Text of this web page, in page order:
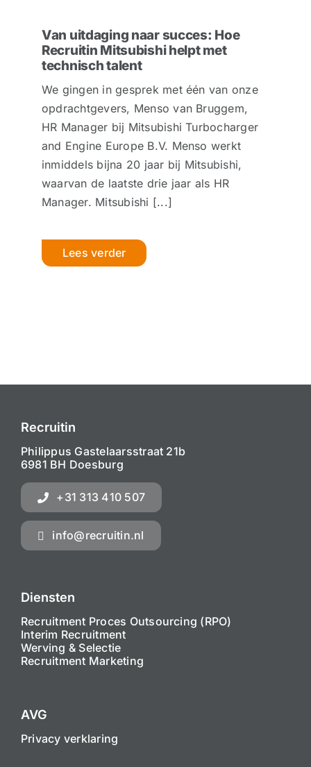
Van uitdaging naar succes: Hoe
Recruitin Mitsubishi helpt met
technisch talent
We gingen in gesprek met één van onze
opdrachtgevers, Menso van Bruggem,
HR Manager bij Mitsubishi Turbocharger
and Engine Europe B.V. Menso werkt
inmiddels bijna 20 jaar bij Mitsubishi,
waarvan de laatste drie jaar als HR
Manager. Mitsubishi [...]
Lees verder
Recruitin
Philippus Gastelaarsstraat 21b
6981 BH Doesburg
+31 313 410 507
info@recruitin.nl
Diensten
Recruitment Proces Outsourcing (RPO)
Interim Recruitment
Werving & Selectie
Recruitment Marketing
AVG
Privacy verklaring